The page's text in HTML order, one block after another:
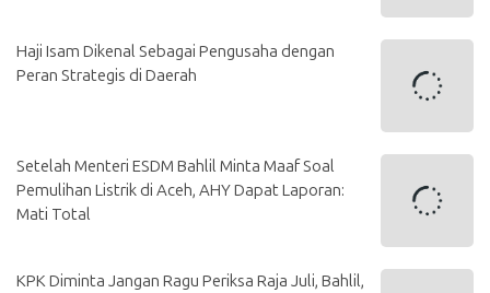
Haji Isam Dikenal Sebagai Pengusaha dengan
Peran Strategis di Daerah
Setelah Menteri ESDM Bahlil Minta Maaf Soal
Pemulihan Listrik di Aceh, AHY Dapat Laporan:
Mati Total
KPK Diminta Jangan Ragu Periksa Raja Juli, Bahlil,